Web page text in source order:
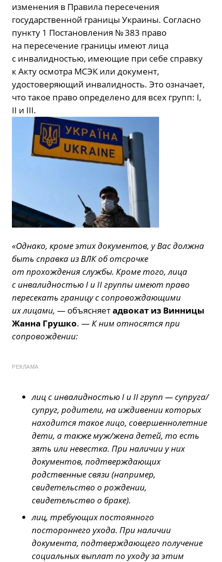
изменения в Правила пересечения
государственной границы Украины. Согласно
пункту 1 Постановления № 383 право
на пересечение границы имеют лица
с инвалидностью, имеющие при себе справку
к Акту осмотра МСЭК или документ,
удостоверяющий инвалидность. Это означает,
что такое право определено для всех групп: I,
II и III.
«Однако, кроме этих документов, у Вас должна
быть справка из ВЛК об отсрочке
от прохождения службы. Кроме того, лица
с инвалидностью I и II группы имеют право
пересекать границу с сопровождающими
их лицами, — объясняетадвокат из Винницы
Жанна Грушко. — К ним относятся при
сопровождении:
РЕКЛАМА
лиц с инвалидностью I и II групп — супруга/
супруг, родители, на иждивении которых
находится такое лицо, совершеннолетние
дети, а также муж/жена детей, то есть
зять или невестка. При наличии у них
документов, подтверждающих
родственные связи (например,
свидетельство о рождении,
свидетельство о браке).
лиц, требующих постоянного
постороннего ухода. При наличии
документа, подтверждающего получение
социальных выплат по уходу за этим